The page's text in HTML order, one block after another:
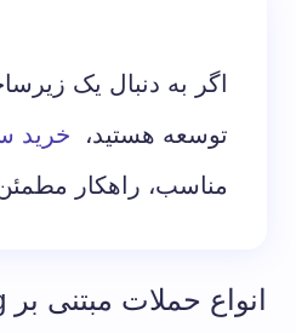
اگر به دنبال یک
توسعه هستید، خرید
مناسب، راهکار
انواع حملات مبتنی بر IP Spoofing